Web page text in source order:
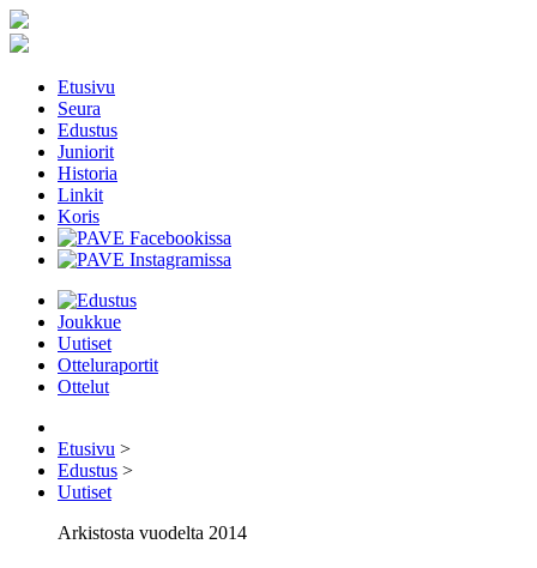
Etusivu
Seura
Edustus
Juniorit
Historia
Linkit
Koris
Joukkue
Uutiset
Otteluraportit
Ottelut
Etusivu >
Edustus >
Uutiset
Arkistosta vuodelta 2014